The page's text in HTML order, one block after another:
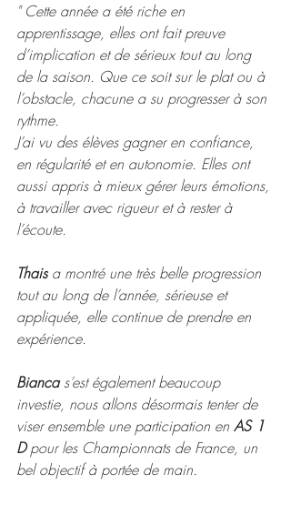
" Cette année a été riche en
apprentissage, elles ont fait preuve
d’implication et de sérieux tout au long
de la saison. Que ce soit sur le plat ou à
l’obstacle, chacune a su progresser à son
rythme.
J’ai vu des élèves gagner en confiance,
en régularité et en autonomie. Elles ont
aussi appris à mieux gérer leurs émotions,
à travailler avec rigueur et à rester à
l’écoute.
Thais a montré une très belle progression
tout au long de l’année, sérieuse et
appliquée, elle continue de prendre en
expérience.
Bianca s’est également beaucoup
investie, nous allons désormais tenter de
viser ensemble une participation en AS 1
D pour les Championnats de France, un
bel objectif à portée de main.